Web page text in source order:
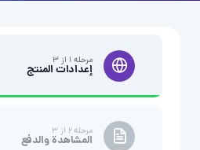
مرحله ۱ از ۳
إعدادات المنتج
مرحله ۲ از ۳
المشاهدة والدفع